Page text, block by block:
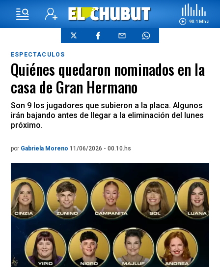
90.1 Mhz
ESPECTACULOS
Quiénes quedaron nominados en la
casa de Gran Hermano
Son 9 los jugadores que subieron a la placa. Algunos
irán bajando antes de llegar a la eliminación del lunes
próximo.
por Gabriela Moreno 11/06/2026 - 00.10.hs